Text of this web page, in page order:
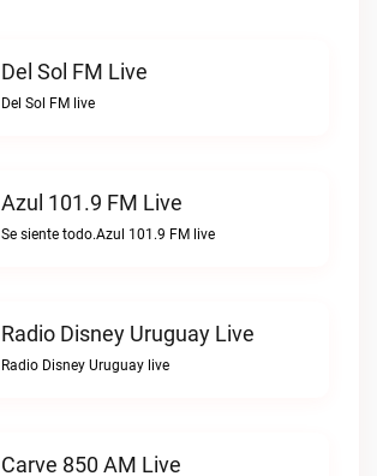
Del Sol FM Live
Del Sol FM live
Azul 101.9 FM Live
Se siente todo.Azul 101.9 FM live
Radio Disney Uruguay Live
Radio Disney Uruguay live
Carve 850 AM Live